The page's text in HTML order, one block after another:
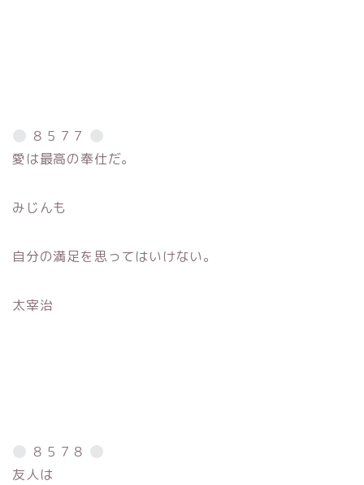
８５７７
愛は最高の奉仕だ。
みじんも
自分の満足を思ってはいけない。
太宰治
８５７８
友人は